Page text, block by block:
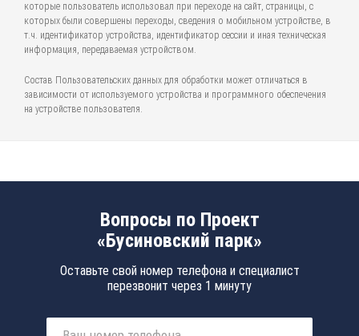
которые пользователь использовал при переходе на сайт, страницы, с
которых были совершены переходы, сведения о мобильном устройстве, в
т.ч. идентификатор устройства, идентификатор сессии и иная техническая
информация, передаваемая устройством.
Состав Пользовательских данных для обработки может отличаться в
зависимости от используемого устройства и программного обеспечения
на устройстве пользователя.
Вопросы по Проект
«Бусиновский парк»
Оставьте свой номер телефона и специалист
перезвонит через 1 минуту